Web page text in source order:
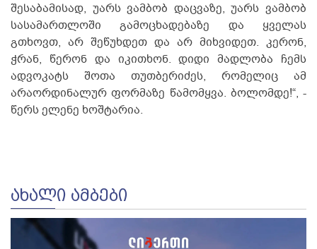
შესაბამისად, უარს ვამბობ დაცვაზე, უარს ვამბობ
სასამართლოში გამოცხადებაზე და ყველას
გთხოვთ, არ შეწუხდეთ და არ მიხვიდეთ. კერონ,
ჭრან, წერონ და იკითხონ. დიდი მადლობა ჩემს
ადვოკატს შოთა თუთბერიძეს, რომელიც ამ
არაორდინალურ ფორმაზე წამომყვა. ბოლომდე!“, -
წერს ელენე ხოშტარია.
ᲐᲮᲐᲚᲘ ᲐᲛᲑᲔᲑᲘ